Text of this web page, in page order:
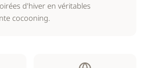
d'hiver en véritables
cocooning.